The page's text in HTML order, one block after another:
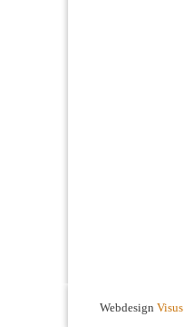
Webdesign Visus